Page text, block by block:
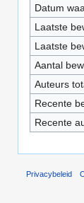
Datum
Laatste
Laatste
Aantal
Auteurs
Recente
Recente
Privacybeleid